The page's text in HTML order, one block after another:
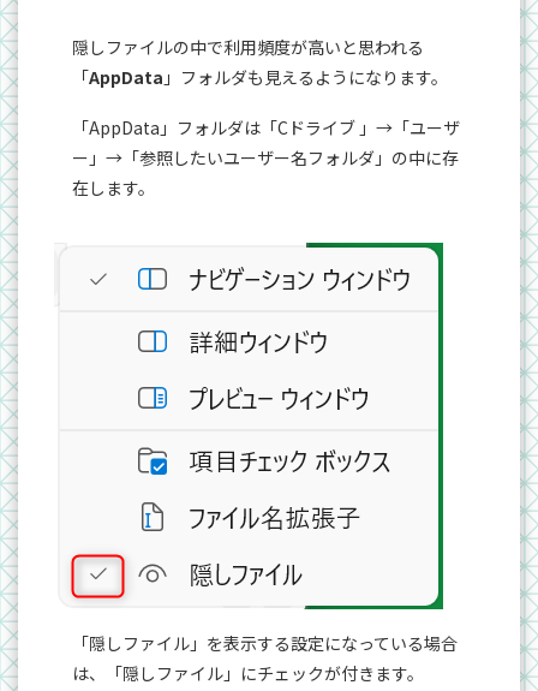
隠しファイルの中で利用頻度が高いと思われる
「AppData 」フォルダも見えるようになります。
「AppData」フォルダは「Cドライブ 」→「ユーザ
ー」→「参照したいユーザー名フォルダ」の中に存
在します。
「隠しファイル」を表示する設定になっている場合
は、「隠しファイル」にチェックが付きます。